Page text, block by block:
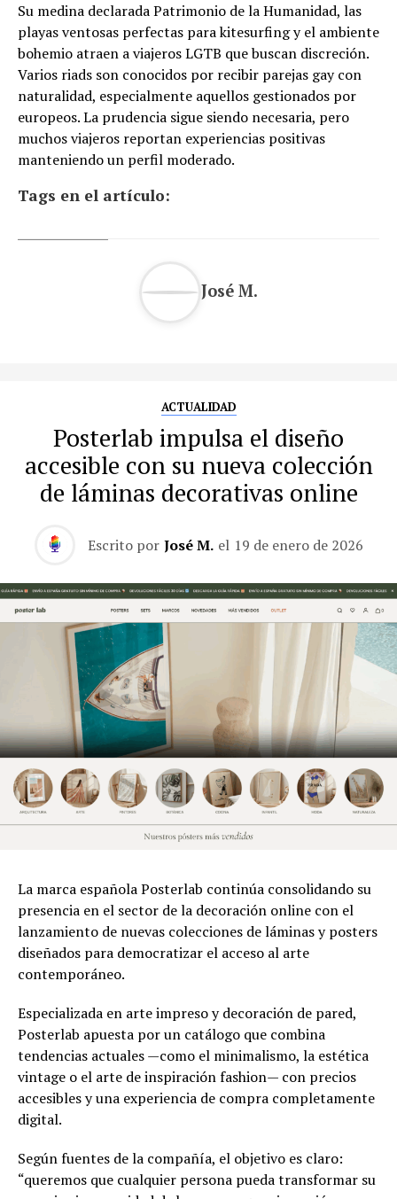
Su medina declarada Patrimonio de la Humanidad, las
playas ventosas perfectas para kitesurfing y el ambiente
bohemio atraen a viajeros LGTB que buscan discreción.
Varios riads son conocidos por recibir parejas gay con
naturalidad, especialmente aquellos gestionados por
europeos. La prudencia sigue siendo necesaria, pero
muchos viajeros reportan experiencias positivas
manteniendo un perfil moderado.
Tags en el artículo:
José M.
ACTUALIDAD
Posterlab impulsa el diseño
accesible con su nueva colección
de láminas decorativas online
Escrito por José M. el 19 de enero de 2026
La marca española Posterlab continúa consolidando su
presencia en el sector de la decoración online con el
lanzamiento de nuevas colecciones de láminas y posters
diseñados para democratizar el acceso al arte
contemporáneo.
Especializada en arte impreso y decoración de pared,
Posterlab apuesta por un catálogo que combina
tendencias actuales —como el minimalismo, la estética
vintage o el arte de inspiración fashion— con precios
accesibles y una experiencia de compra completamente
digital.
Según fuentes de la compañía, el objetivo es claro:
“queremos que cualquier persona pueda transformar su